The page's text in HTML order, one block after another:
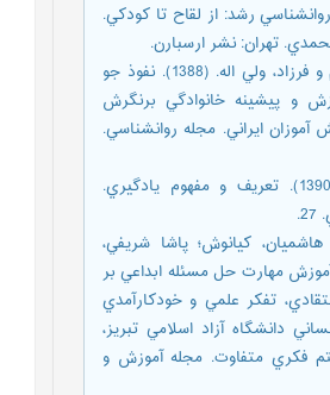
(1397). روانشناسي رشد: از لقاح تا کودکي.
تهران: نشر ارسبارن.
پهلوان صادق، اعظم و فرزاد، ولي اله. (1388). نفوذ جو
و پيشينه خانوادگي برنگرش
ايراني. مجله روانشناسي.
تلخابي، محمود. (1390). تعريف و مفهوم يادگيري.
کيانوش؛ پاشا شريفي،
اثر آموزش مهارت حل مسئله ابداعي بر
تفکر علمي و خودکارآمدي
دانشگاه آزاد اسلامي تبريز،
فکري متفاوت. مجله آموزش و